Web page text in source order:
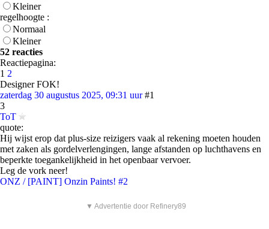
Kleiner
regelhoogte :
Normaal
Kleiner
52 reacties
Reactiepagina:
1 2
Designer FOK!
zaterdag 30 augustus 2025, 09:31 uur #1
3
ToT
quote:
Hij wijst erop dat plus-size reizigers vaak al rekening moeten houden
met zaken als gordelverlengingen, lange afstanden op luchthavens en
beperkte toegankelijkheid in het openbaar vervoer.
Leg de vork neer!
ONZ / [PAINT] Onzin Paints! #2
▼ Advertentie door Refinery89